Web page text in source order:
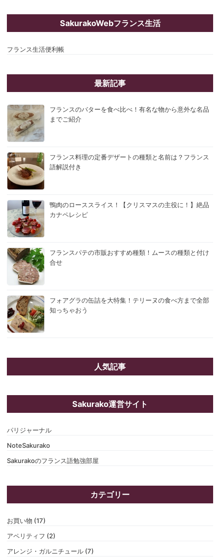
SakurakoWebフランス生活
フランス生活便利帳
最新記事
フランスのバターを食べ比べ！有名な物から意外な名品
までご紹介
フランス料理の定番デザートの種類と名前は？フランス
語解説付き
鴨肉のローススライス！【クリスマスの主役に！】絶品
カナペレシピ
フランスパテの市販おすすめ種類！ムースの種類と付け
合せ
フォアグラの缶詰を大特集！テリーヌの食べ方まで全部
知っちゃおう
人気記事
Sakurako運営サイト
パリジャーナル
NoteSakurako
Sakurakoのフランス語勉強部屋
カテゴリー
お買い物 (17)
アペリティフ (2)
アレンジ・ガルニチュール (7)